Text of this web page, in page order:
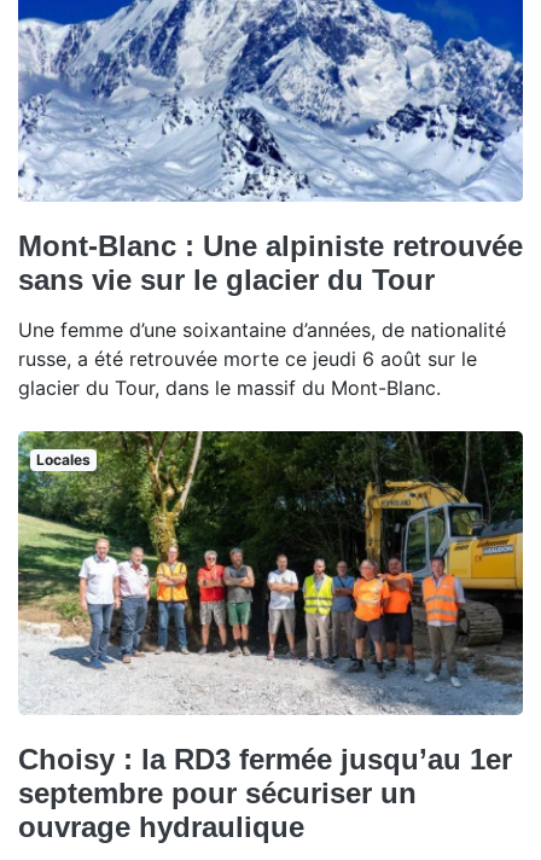
Mont-Blanc : Une alpiniste retrouvée
sans vie sur le glacier du Tour
Une femme d’une soixantaine d’années, de nationalité
russe, a été retrouvée morte ce jeudi 6 août sur le
glacier du Tour, dans le massif du Mont-Blanc.
Locales
Choisy : la RD3 fermée jusqu’au 1er
septembre pour sécuriser un
ouvrage hydraulique